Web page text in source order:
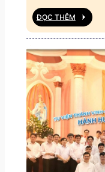
ĐỌC THÊM